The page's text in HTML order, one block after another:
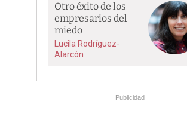
Otro éxito de los
empresarios del
miedo
Lucila Rodríguez-
Alarcón
Publicidad